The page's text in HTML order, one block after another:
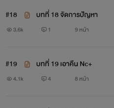
#18 บทที่ 18 จัดการปัญหา
3.6k 1 9 หน้า
#19 บทที่ 19 เอาคืน Nc+
4.1k 4 8 หน้า